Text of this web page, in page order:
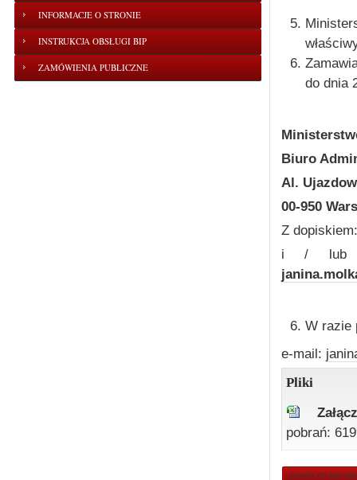
INFORMACJE O STRONIE
INSTRUKCJA OBSŁUGI BIP
ZAMÓWIENIA PUBLICZNE
do dnia
Biuro
Al.
00-950
Z
i / lub
W razie
e-mail:
Pliki
pobrań:
powrót do listy